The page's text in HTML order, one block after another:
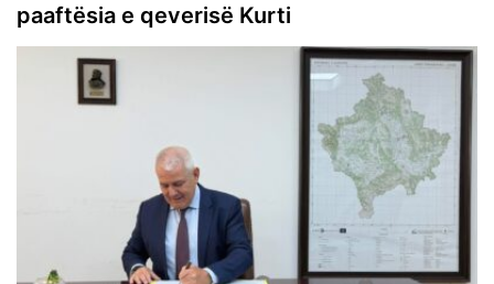
paaftësia e qeverisë Kurti